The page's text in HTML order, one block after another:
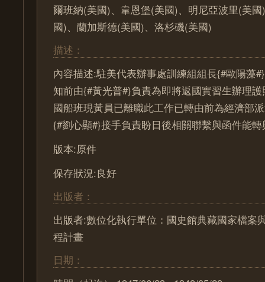
爾班納(美國)、韋恩堡(美國)、明尼亞波里(美
國)、蘭加斯德(美國)、洛杉磯(美國)
描述：
內容描述:駐美代表辦事處訓練組組長{#歐陽藻
知前由{#黃光普#}負責為即將返國實習生辦理
國船班現黃員已離職此工作已轉由前為經濟部
{#劉心顯#}接手負責盼日後相關聯繫與函件能
版本:原件
保存狀況:良好
出版者：
出版者:數位化執行單位：國史館典藏國家檔案
程計畫
日期：